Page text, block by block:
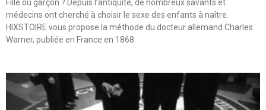
Fille ou garçon ? Depuis l’antiquité, de nombreux savants et
médecins ont cherché à choisir le sexe des enfants à naître.
HIXSTOIRE vous propose la méthode du docteur allemand Charles
Warner, publiée en France en 1868.